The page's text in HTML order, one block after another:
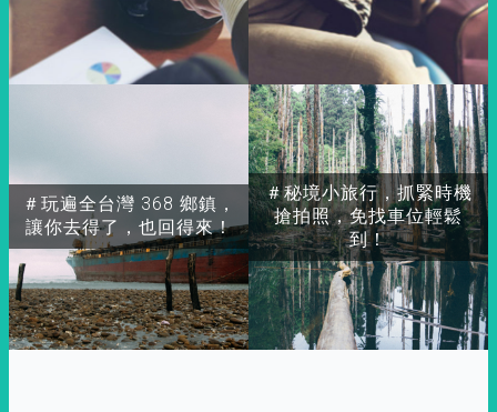
＃玩遍全台灣 368 鄉鎮，
讓你去得了，也回得來！
＃秘境小旅行，抓緊時機
搶拍照，免找車位輕鬆
到！